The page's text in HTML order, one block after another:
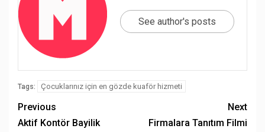
See author's posts
Tags: Çocuklarınız için en gözde kuaför hizmeti
Previous
Aktif Kontör Bayilik
Next
Firmalara Tanıtım Filmi